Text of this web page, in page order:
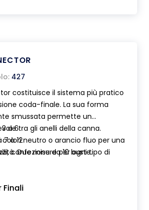
427
costituisce il sistema più pratico
coda-finale. La sua forma
smussata permette un
tra gli anelli della canna.
colori neutro o arancio fluo per una
Due misure per ogni tipo di
3 a 6
7 a 12
confezione da 10 buste.